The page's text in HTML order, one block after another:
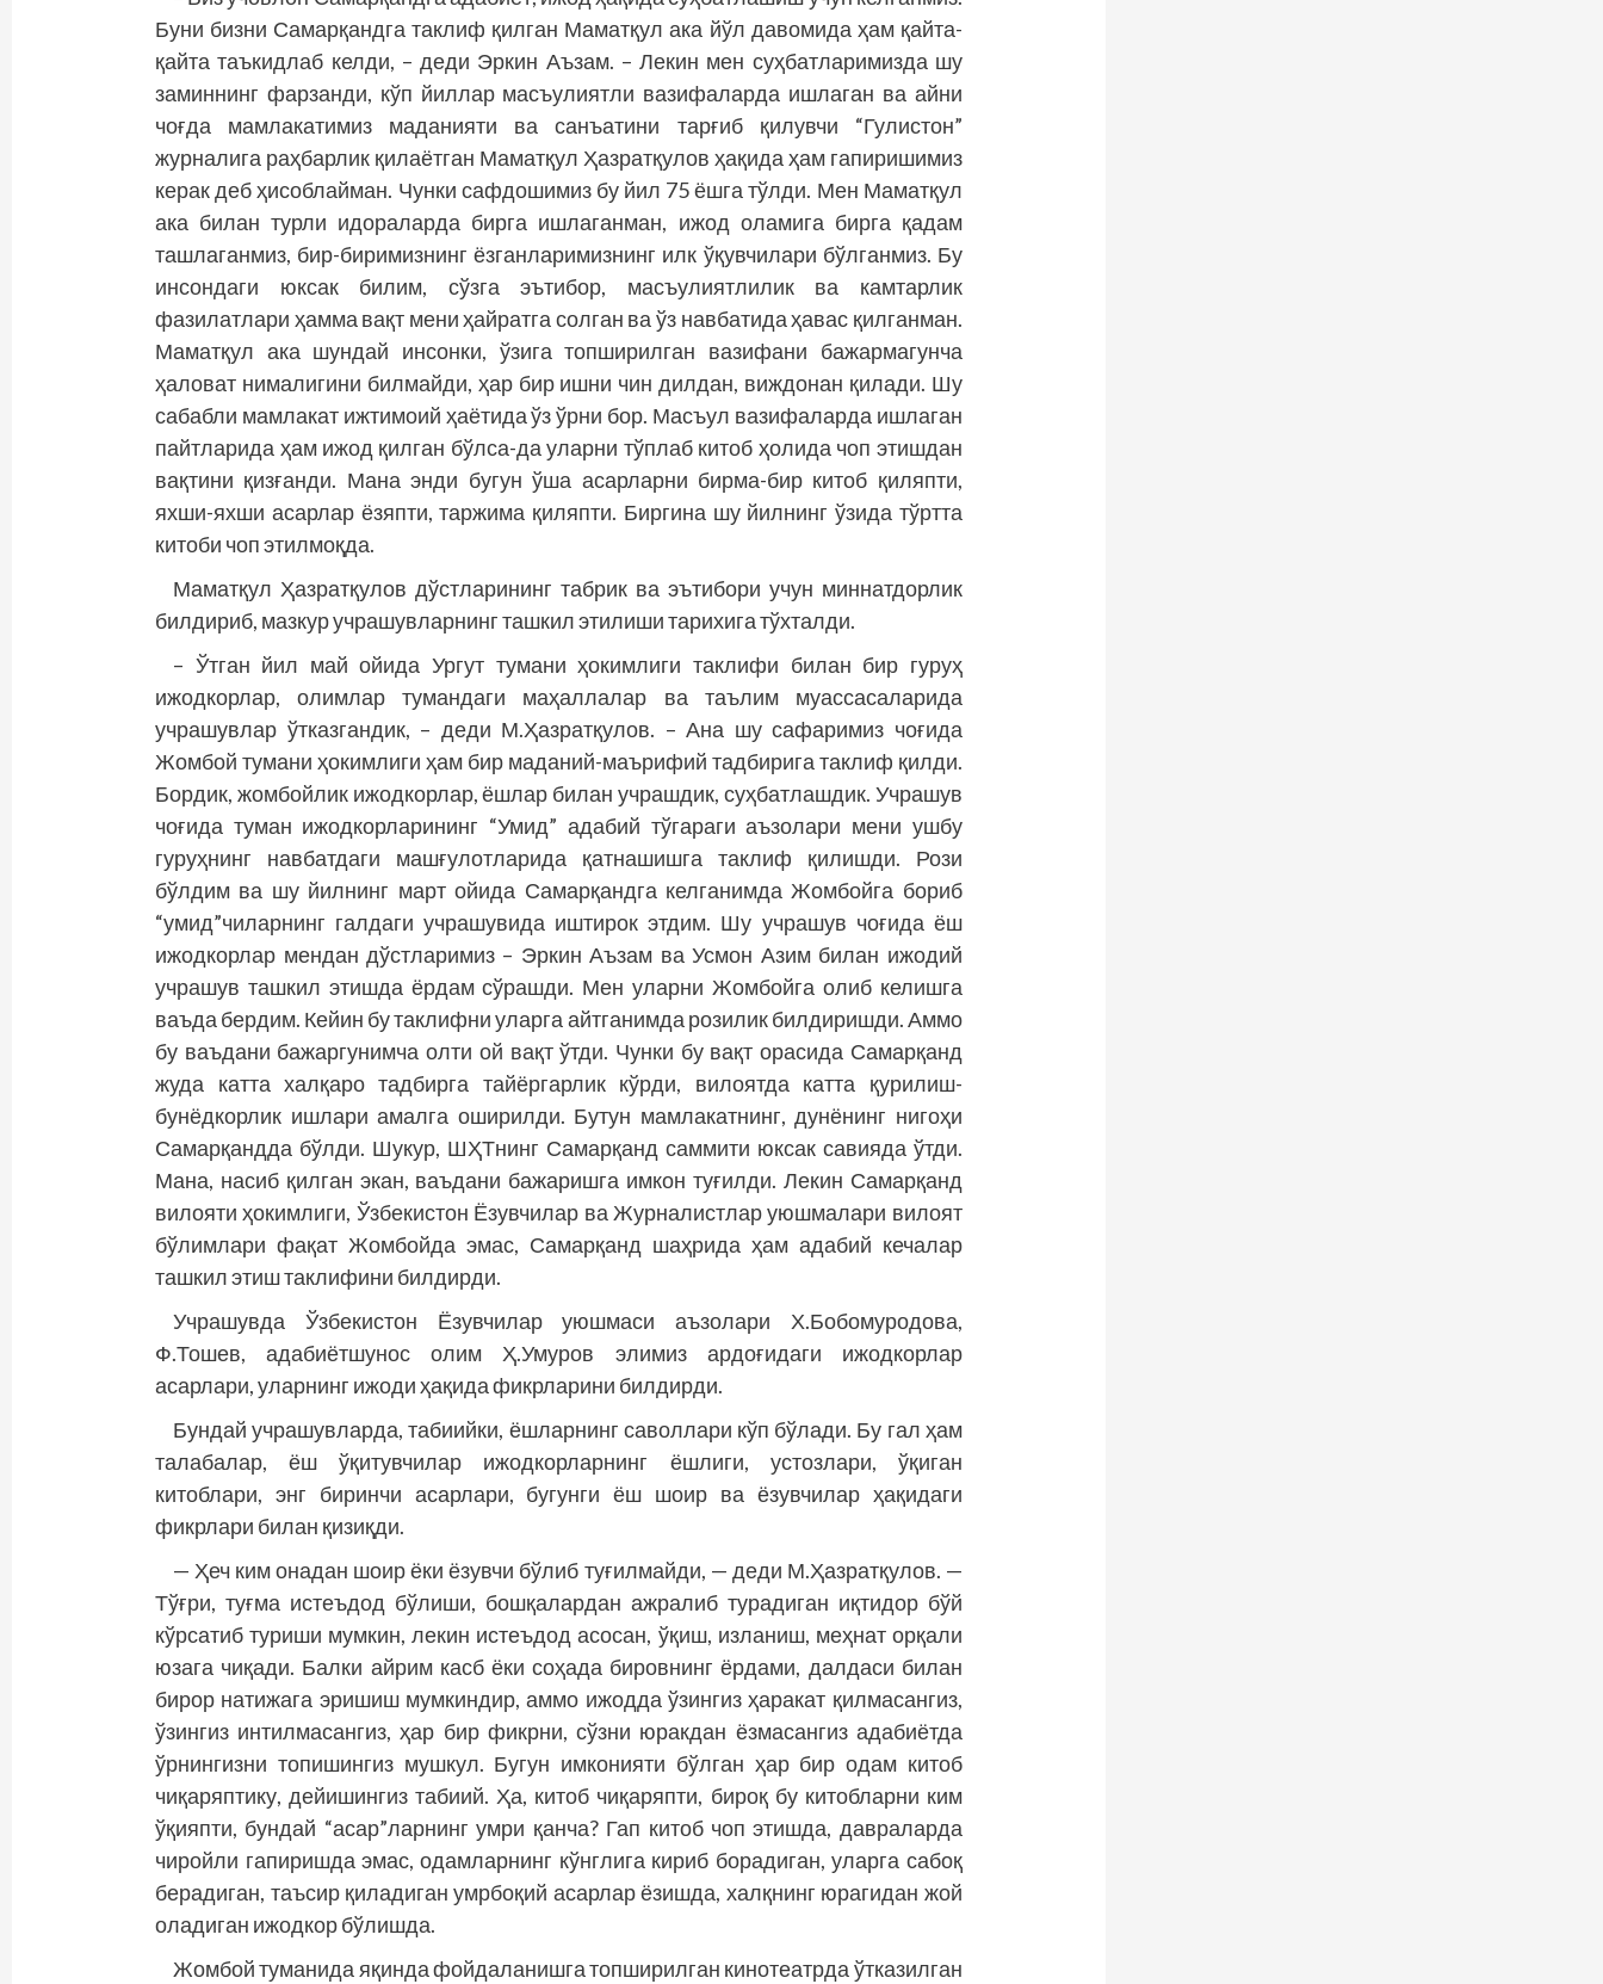
Буни бизни Самар­қандга таклиф қилган Маматқул ака йўл давомида ҳам қайта-
қайта таъкидлаб келди, – деди Эркин Аъзам. – Лекин мен суҳбатларимизда шу
заминнинг фарзанди, кўп йиллар масъулиятли вазифаларда ишлаган ва айни
чоғда мамлакатимиз маданияти ва санъатини тарғиб қилувчи “Гулистон”
журналига раҳбарлик қилаётган Маматқул Ҳазратқулов ҳақида ҳам гапиришимиз
керак деб ҳисоблайман. Чунки сафдошимиз бу йил 75 ёшга тўлди. Мен Маматқул
ака билан турли идораларда бирга ишлаганман, ижод оламига бирга қадам
ташлаганмиз, бир-биримизнинг ёзганларимизнинг илк ўқувчилари бўлганмиз. Бу
инсондаги юксак билим, сўзга эътибор, масъулиятлилик ва камтарлик
фазилатлари ҳамма вақт мени ҳайратга солган ва ўз навбатида ҳавас қилганман.
Маматқул ака шундай инсонки, ўзига топширилган вазифани бажармагунча
ҳаловат нималигини билмайди, ҳар бир ишни чин дилдан, виждонан қилади. Шу
сабабли мамлакат ижтимоий ҳаётида ўз ўрни бор. Масъул вазифаларда ишлаган
пайтларида ҳам ижод қилган бўлса-да уларни тўплаб китоб ҳолида чоп этишдан
вақтини қизғанди. Мана энди бугун ўша асарларни бирма-бир китоб қиляпти,
яхши-яхши асарлар ёзяпти, таржима қиляпти. Биргина шу йилнинг ўзида тўртта
китоби чоп этилмоқда.
Маматқул Ҳазратқулов дўстларининг табрик ва эътибори учун миннатдорлик
билдириб, мазкур учрашувларнинг ташкил этилиши тарихига тўхталди.
– Ўтган йил май ойида Ургут тумани ҳокимлиги таклифи билан бир гуруҳ
ижодкорлар, олимлар тумандаги маҳаллалар ва таълим муассасаларида
учрашувлар ўтказгандик, – деди М.Ҳазратқулов. – Ана шу сафаримиз чоғида
Жомбой тумани ҳокимлиги ҳам бир маданий-маърифий тадбирига таклиф қилди.
Бордик, жомбойлик ижодкорлар, ёшлар билан учрашдик, суҳбатлашдик. Учрашув
чоғида туман ижодкорларининг “Умид” адабий тўгараги аъзолари мени ушбу
гуруҳнинг навбатдаги машғулотларида қатнашишга таклиф қилишди. Рози
бўлдим ва шу йилнинг март ойида Самарқандга келганимда Жомбойга бориб
“умид”чиларнинг галдаги учрашувида иштирок этдим. Шу учрашув чоғида ёш
ижодкорлар мендан дўстларимиз – Эркин Аъзам ва Усмон Азим билан ижодий
учрашув ташкил этишда ёрдам сўрашди. Мен уларни Жомбойга олиб келишга
ваъда бердим. Кейин бу таклифни уларга айтганимда розилик билдиришди. Аммо
бу ваъдани бажаргунимча олти ой вақт ўтди. Чунки бу вақт орасида Самарқанд
жуда катта халқаро тадбирга тайёргарлик кўрди, вилоятда катта қурилиш-
бунёдкорлик ишлари амалга оширилди. Бутун мамлакатнинг, дунёнинг нигоҳи
Самарқандда бўлди. Шукур, ШҲТнинг Самарқанд саммити юксак савияда ўтди.
Мана, насиб қилган экан, ваъдани бажаришга имкон туғилди. Лекин Самарқанд
вилояти ҳокимлиги, Ўзбекистон Ёзувчилар ва Журналистлар уюшмалари вилоят
бўлимлари фақат Жомбойда эмас, Самарқанд шаҳрида ҳам адабий кечалар
ташкил этиш таклифини билдирди.
Учрашувда Ўзбекистон Ёзувчилар уюшмаси аъзолари Х.Бобомуродова,
Ф.Тошев, адабиётшунос олим Ҳ.Умуров элимиз ардоғидаги ижодкорлар
асарлари, уларнинг ижоди ҳақида фикрларини билдирди.
Бундай учрашувларда, табиийки, ёшларнинг саволлари кўп бўлади. Бу гал ҳам
талабалар, ёш ўқитувчилар ижодкорларнинг ёшлиги, устозлари, ўқиган
китоблари, энг биринчи асарлари, бугунги ёш шоир ва ёзувчилар ҳақидаги
фикрлари билан қизиқди.
— Ҳеч ким онадан шоир ёки ёзувчи бўлиб туғилмайди, — деди М.Ҳазратқулов. —
Тўғри, туғма истеъдод бўлиши, бошқалардан ажралиб турадиган иқтидор бўй
кўрсатиб туриши мумкин, лекин истеъдод асосан, ўқиш, изланиш, меҳнат орқали
юзага чиқади. Балки айрим касб ёки соҳада бировнинг ёрдами, далдаси билан
бирор натижага эришиш мумкиндир, аммо ижодда ўзингиз ҳаракат қилмасангиз,
ўзингиз интилмасангиз, ҳар бир фикрни, сўзни юракдан ёзмасангиз адабиётда
ўрнингизни топишингиз мушкул. Бугун имконияти бўлган ҳар бир одам китоб
чиқаряптику, дейишингиз табиий. Ҳа, китоб чиқаряпти, бироқ бу китобларни ким
ўқияпти, бундай “асар”ларнинг умри қанча? Гап китоб чоп этишда, давраларда
чиройли гапиришда эмас, одамларнинг кўнглига кириб борадиган, уларга сабоқ
берадиган, таъсир қиладиган умрбоқий асарлар ёзишда, халқнинг юрагидан жой
оладиган ижодкор бўлишда.
Жомбой туманида яқинда фойдаланишга топширилган кинотеатрда ўтказилган